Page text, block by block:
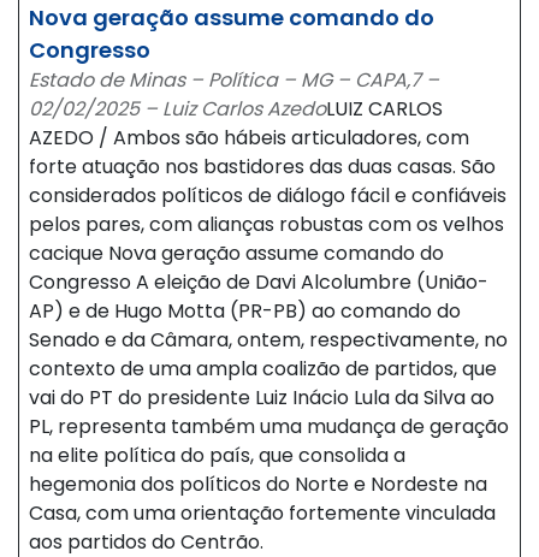
Nova geração assume comando do
Congresso
Estado de Minas – Política – MG – CAPA,7 –
02/02/2025 – Luiz Carlos AzedoLUIZ CARLOS
AZEDO / Ambos são hábeis articuladores, com
forte atuação nos bastidores das duas casas. São
considerados políticos de diálogo fácil e confiáveis
pelos pares, com alianças robustas com os velhos
cacique Nova geração assume comando do
Congresso A eleição de Davi Alcolumbre (União-
AP) e de Hugo Motta (PR-PB) ao comando do
Senado e da Câmara, ontem, respectivamente, no
contexto de uma ampla coalizão de partidos, que
vai do PT do presidente Luiz Inácio Lula da Silva ao
PL, representa também uma mudança de geração
na elite política do país, que consolida a
hegemonia dos políticos do Norte e Nordeste na
Casa, com uma orientação fortemente vinculada
aos partidos do Centrão.